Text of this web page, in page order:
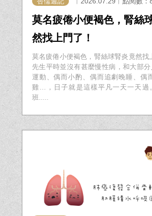
莫名疲倦小便褐色，腎絲
然找上門了！
莫名疲倦小便褐色，腎絲球腎炎竟然找
先生平時並沒有甚麼慢性病，和大部
運動、偶而小酌、偶而追劇晚睡、偶
雞…，日子就是這樣平凡一天一天過
班.....